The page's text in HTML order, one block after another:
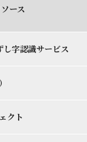
ース
字認識サービス
クト